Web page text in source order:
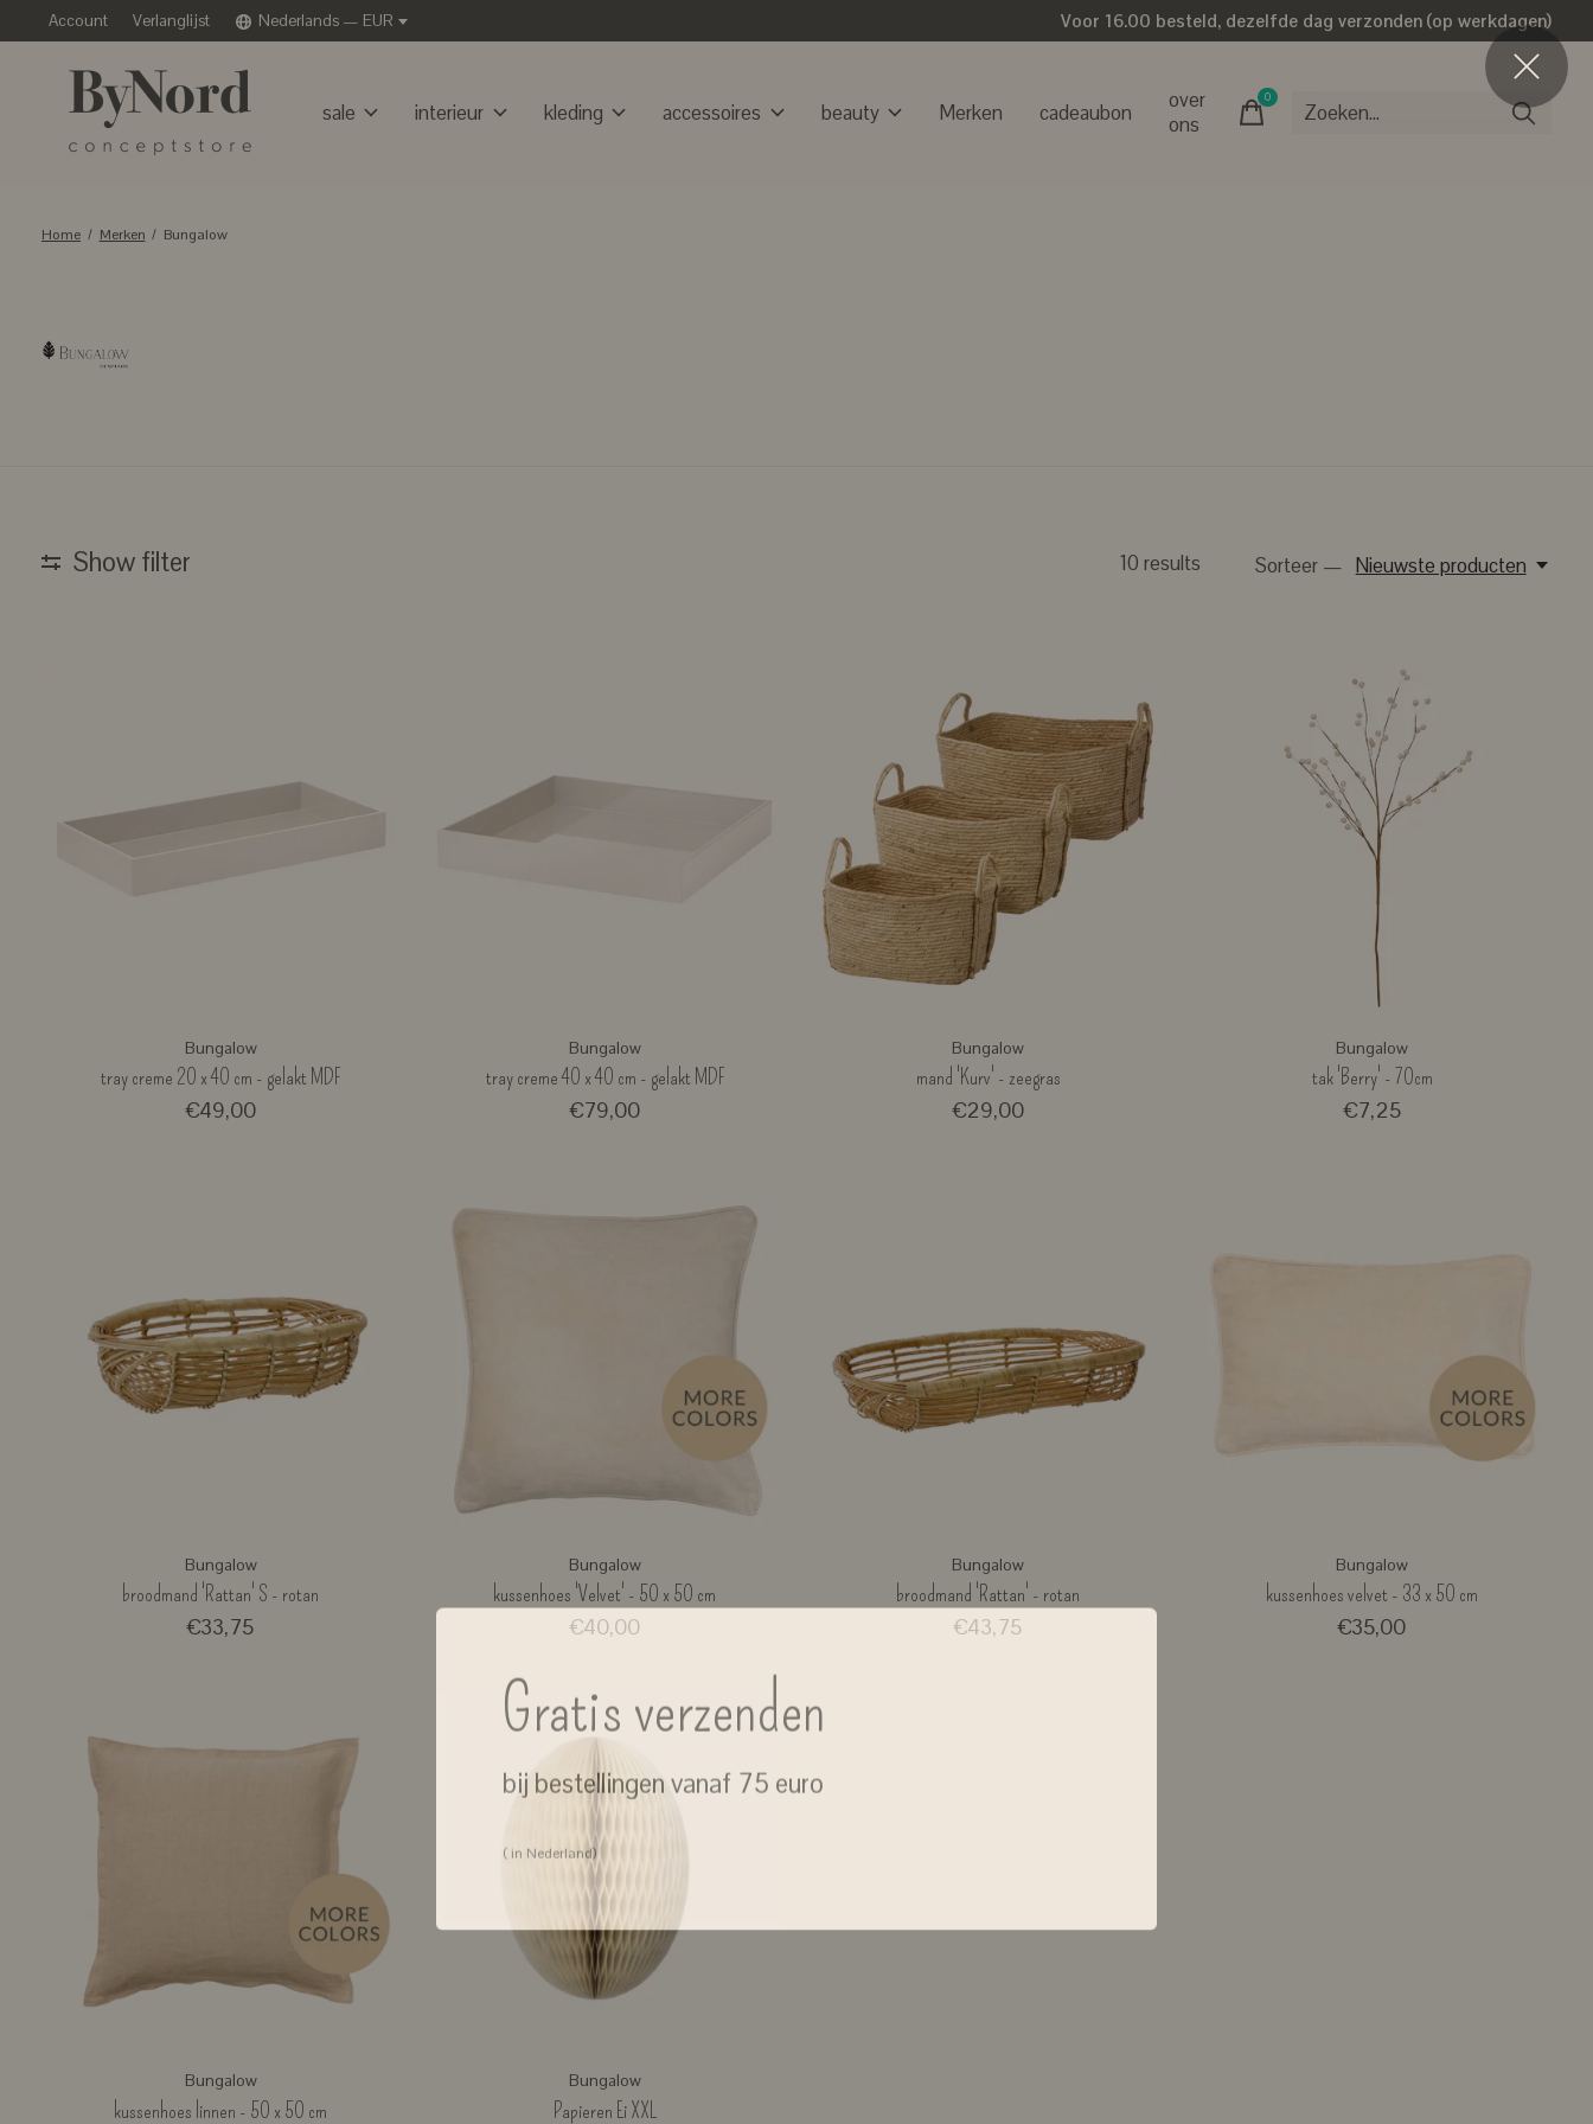
Account Verlanglijst Nederlands — EUR Voor 16.00 besteld, dezelfde dag verzonden (op werkdagen)
sale interieur kleding accessoires beauty Merken cadeaubon
over
ons
0items
Home / Merken / Bungalow
Bungalow
Show filter 10 results Sorteer — Nieuwste producten
Bungalow
tray creme 20 x 40 cm - gelakt MDF
€49,00
Bungalow
tray creme 40 x 40 cm - gelakt MDF
€79,00
Bungalow
mand 'Kurv' - zeegras
€29,00
Bungalow
tak 'Berry' - 70cm
€7,25
Bungalow
broodmand 'Rattan' S - rotan
€33,75
Bungalow
kussenhoes 'Velvet' - 50 x 50 cm
€40,00
Bungalow
broodmand 'Rattan' - rotan
€43,75
Bungalow
kussenhoes velvet - 33 x 50 cm
€35,00
Bungalow
kussenhoes linnen - 50 x 50 cm
Bungalow
Papieren Ei XXL
Gratis verzenden
bij bestellingen vanaf 75 euro
( in Nederland)